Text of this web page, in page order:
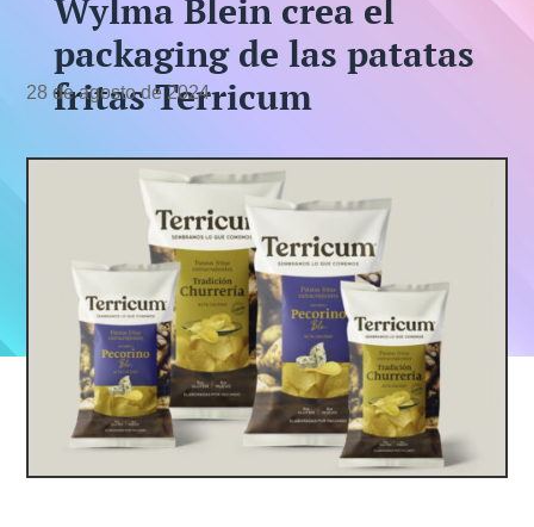
Wylma Blein crea el
packaging de las patatas
fritas Terricum
28 de agosto de 2024